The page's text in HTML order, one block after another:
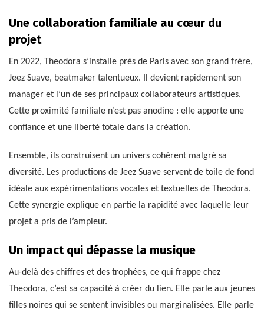
Une collaboration familiale au cœur du
projet
En 2022, Theodora s’installe près de Paris avec son grand frère,
Jeez Suave, beatmaker talentueux. Il devient rapidement son
manager et l’un de ses principaux collaborateurs artistiques.
Cette proximité familiale n’est pas anodine : elle apporte une
confiance et une liberté totale dans la création.
Ensemble, ils construisent un univers cohérent malgré sa
diversité. Les productions de Jeez Suave servent de toile de fond
idéale aux expérimentations vocales et textuelles de Theodora.
Cette synergie explique en partie la rapidité avec laquelle leur
projet a pris de l’ampleur.
Un impact qui dépasse la musique
Au-delà des chiffres et des trophées, ce qui frappe chez
Theodora, c’est sa capacité à créer du lien. Elle parle aux jeunes
filles noires qui se sentent invisibles ou marginalisées. Elle parle